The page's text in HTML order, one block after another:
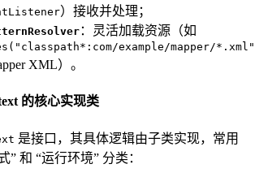
）接收并处理；
：灵活加载资源（如
example/mapper/
XML）。
的核心实现类
是接口，其具体逻辑由子类实现，常用
” 和 “运行环境” 分类：